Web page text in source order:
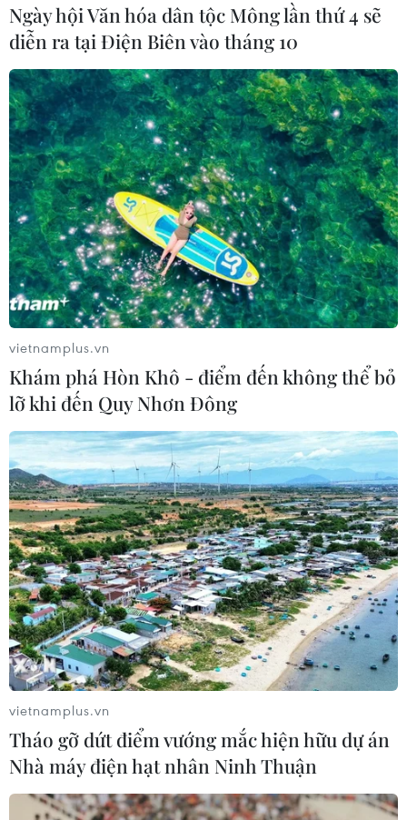
TIN CÙNG CHUYÊN MỤC
Cần Thơ thúc đẩy hợp tác du lịch với
đối tác Hàn Quốc
07/08/2026 12:46
Ngày hội Văn hóa dân tộc Mông lần thứ 4 sẽ
diễn ra tại Điện Biên vào tháng 10
vietnamplus.vn
Khám phá Hòn Khô - điểm đến không thể bỏ
lỡ khi đến Quy Nhơn Đông
vietnamplus.vn
Tháo gỡ dứt điểm vướng mắc hiện hữu dự án
Nhà máy điện hạt nhân Ninh Thuận